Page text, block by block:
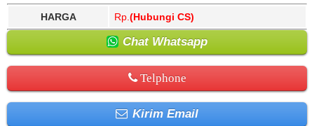
HARGA Rp. (Hubungi CS)
Chat Whatsapp
Telphone
Kirim Email